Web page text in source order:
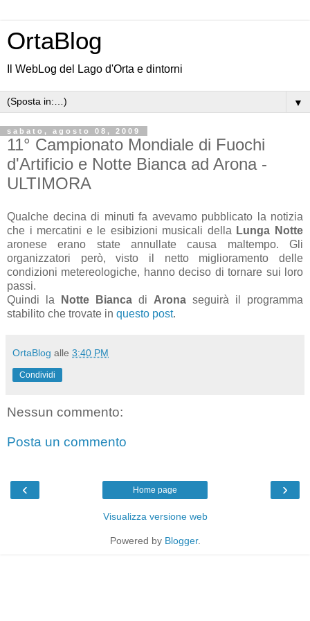
OrtaBlog
Il WebLog del Lago d'Orta e dintorni
▼
sabato, agosto 08, 2009
11° Campionato Mondiale di Fuochi
d'Artificio e Notte Bianca ad Arona -
ULTIMORA
Qualche decina di minuti fa avevamo pubblicato la notizia
che i mercatini e le esibizioni musicali della Lunga Notte
aronese erano state annullate causa maltempo. Gli
organizzatori però, visto il netto miglioramento delle
condizioni metereologiche, hanno deciso di tornare sui loro
passi.
Quindi la
Notte Bianca di Arona seguirà il programma
stabilito che trovate in questo post.
OrtaBlog alle 3:40 PM
Condividi
Nessun commento:
Posta un commento
‹ ›
Home page
Visualizza versione web
Powered by Blogger.